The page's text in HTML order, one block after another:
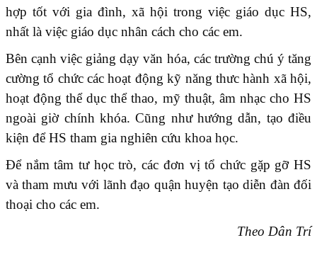
hợp tốt với gia đình, xã hội trong việc giáo dục HS,
nhất là việc giáo dục nhân cách cho các em.
Bên cạnh việc giảng dạy văn hóa, các trường chú ý tăng
cường tổ chức các hoạt động kỹ năng thưc hành xã hội,
hoạt động thể dục thể thao, mỹ thuật, âm nhạc cho HS
ngoài giờ chính khóa. Cũng như hướng dẫn, tạo điều
kiện để HS tham gia nghiên cứu khoa học.
Để nắm tâm tư học trò, các đơn vị tổ chức gặp gỡ HS
và tham mưu với lãnh đạo quận huyện tạo diễn đàn đối
thoại cho các em.
Theo Dân Trí